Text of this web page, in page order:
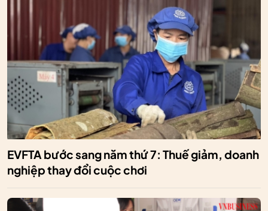
EVFTA bước sang năm thứ 7: Thuế giảm, doanh
nghiệp thay đổi cuộc chơi